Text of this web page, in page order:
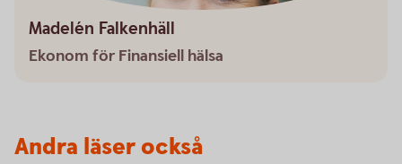
Madelén Falkenhäll
Ekonom för Finansiell hälsa
Andra läser också